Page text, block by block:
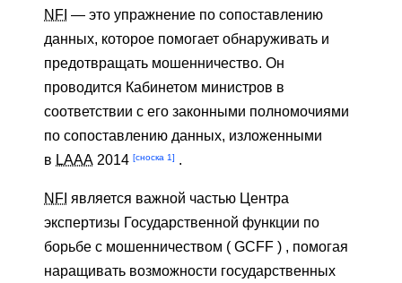
NFI — это упражнение по сопоставлению
данных, которое помогает обнаруживать и
предотвращать мошенничество. Он
проводится Кабинетом министров в
соответствии с его законными полномочиями
по сопоставлению данных, изложенными
в LAAA 2014 [сноска 1] .
NFI является важной частью Центра
экспертизы Государственной функции по
борьбе с мошенничеством ( GCFF ) , помогая
наращивать возможности государственных